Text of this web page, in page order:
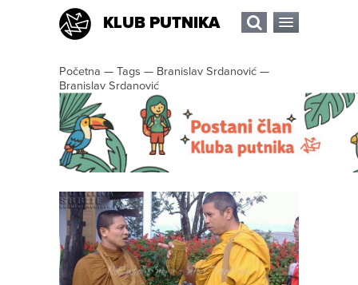
KLUB PUTNIKA
Početna — Tags — Branislav Srdanović —
Branislav Srdanović